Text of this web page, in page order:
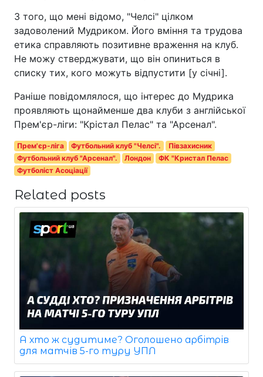
З того, що мені відомо, "Челсі" цілком
задоволений Мудриком. Його вміння та трудова
етика справляють позитивне враження на клуб.
Не можу стверджувати, що він опиниться в
списку тих, кого можуть відпустити [у січні].
Раніше повідомлялося, що інтерес до Мудрика
проявляють щонайменше два клуби з англійської
Прем'єр-ліги: "Крістал Пелас" та "Арсенал".
Прем'єр-ліга Футбольний клуб "Челсі".
Півзахисник
Футбольний клуб "Арсенал".
Лондон
ФК "Кристал Пелас
Футболіст Асоціації
Related posts
А хто ж судитиме? Оголошено арбітрів
для матчів 5-го туру УПЛ